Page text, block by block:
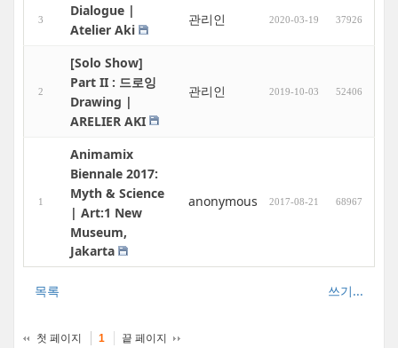
3
Dialogue |
Atelier Aki
관리인 2020-03-19 37926
2
[Solo Show]
Part II : 드로잉
Drawing |
ARELIER AKI
관리인 2019-10-03 52406
1
Animamix
Biennale 2017:
Myth & Science
| Art:1 New
Museum,
Jakarta
anonymous 2017-08-21 68967
쓰기...
목록
첫 페이지 1 끝 페이지